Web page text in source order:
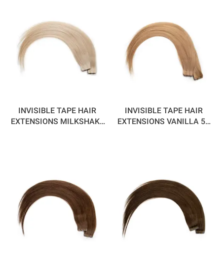
INVISIBLE TAPE HAIR
EXTENSIONS MILKSHAKE
INVISIBLE TAPE HAIR
EXTENSIONS VANILLA 55